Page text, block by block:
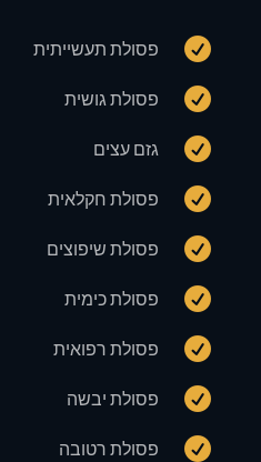
 פסולת תעשייתית
 פסולת גושית
 גזם עצים
 פסולת חקלאית
 פסולת שיפוצים
 פסולת כימית
 פסולת רפואית
 פסולת יבשה
 פסולת רטובה